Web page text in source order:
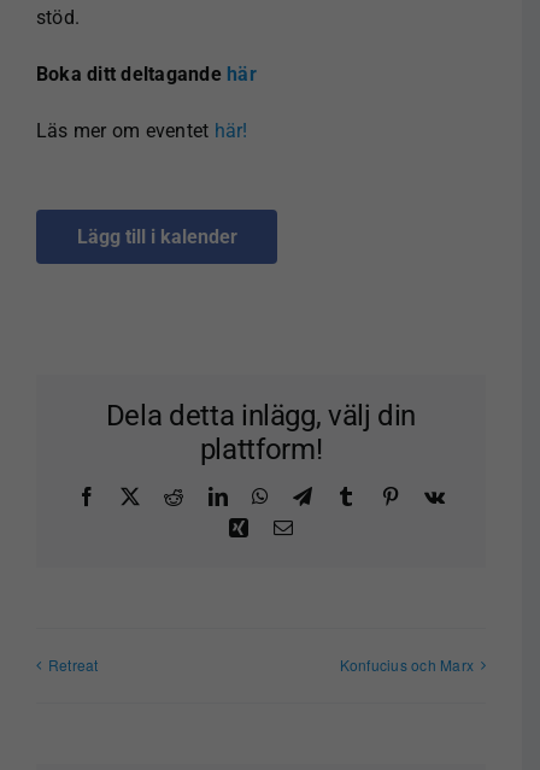
stöd.
Boka ditt deltagande här
Läs mer om eventet här!
Lägg till i kalender
Dela detta inlägg, välj din
plattform!
Facebook RedditLinkedInWhatsApp
TelegramTumblrPinterest
Vk
Xing E-
Retreat Konfucius och Marx